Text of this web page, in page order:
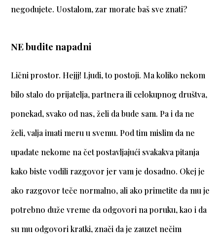
negodujete. Uostalom, zar morate baš sve znati?
NE budite napadni
Lični prostor. Hejjj! Ljudi, to postoji. Ma koliko nekom
bilo stalo do prijatelja, partnera ili celokupnog društva,
ponekad, svako od nas, želi da bude sam. Pa i da ne
želi, valja imati meru u svemu. Pod tim mislim da ne
upadate nekome na čet postavljajući svakakva pitanja
kako biste vodili razgovor jer vam je dosadno. Okej je
ako razgovor teče normalno, ali ako primetite da mu je
potrebno duže vreme da odgovori na poruku, kao i da
su mu odgovori kratki, znači da je zauzet nečim